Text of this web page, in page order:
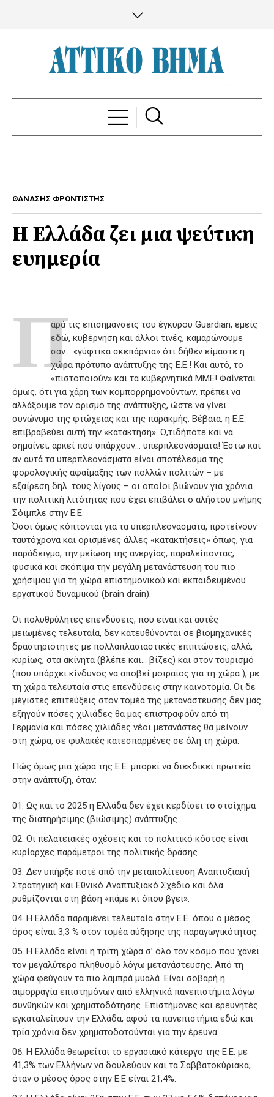
ΘΑΝΑΣΗΣ ΦΡΟΝΤΙΣΤΗΣ
Η Ελλάδα ζει μια ψεύτικη
ευημερία
Παρά τις επισημάνσεις του έγκυρου Guardian, εμείς
εδώ, κυβέρνηση και άλλοι τινές, καμαρώνουμε
σαν… «γύφτικα σκεπάρνια» ότι δήθεν είμαστε η
χώρα πρότυπο ανάπτυξης της Ε.Ε.! Και αυτό, το
«πιστοποιούν» και τα κυβερνητικά ΜΜΕ! Φαίνεται
όμως, ότι για χάρη των κομπορρημονούντων, πρέπει να
αλλάξουμε τον ορισμό της ανάπτυξης, ώστε να γίνει
συνώνυμο της φτώχειας και της παρακμής. Βέβαια, η Ε.Ε.
επιβραβεύει αυτή την «κατάκτηση». Ο,τιδήποτε και να
σημαίνει, αρκεί που υπάρχουν… υπερπλεονάσματα! Έστω και
αν αυτά τα υπερπλεονάσματα είναι αποτέλεσμα της
φορολογικής αφαίμαξης των πολλών πολιτών – με
εξαίρεση δηλ. τους λίγους – οι οποίοι βιώνουν για χρόνια
την πολιτική λιτότητας που έχει επιβάλει ο αλήστου μνήμης
Σόιμπλε στην Ε.Ε.
Όσοι όμως κόπτονται για τα υπερπλεονάσματα, προτείνουν
ταυτόχρονα και ορισμένες άλλες «κατακτήσεις» όπως, για
παράδειγμα, την μείωση της ανεργίας, παραλείποντας,
φυσικά και σκόπιμα την μεγάλη μετανάστευση του πιο
χρήσιμου για τη χώρα επιστημονικού και εκπαιδευμένου
εργατικού δυναμικού (brain drain).
Οι πολυθρύλητες επενδύσεις, που είναι και αυτές
μειωμένες τελευταία, δεν κατευθύνονται σε βιομηχανικές
δραστηριότητες με πολλαπλασιαστικές επιπτώσεις, αλλά,
κυρίως, στα ακίνητα (βλέπε και… βίζες) και στον τουρισμό
(που υπάρχει κίνδυνος να αποβεί μοιραίος για τη χώρα ), με
τη χώρα τελευταία στις επενδύσεις στην καινοτομία. Οι δε
μέγιστες επιτεύξεις στον τομέα της μετανάστευσης δεν μας
εξηγούν πόσες χιλιάδες θα μας επιστραφούν από τη
Γερμανία και πόσες χιλιάδες νέοι μετανάστες θα μείνουν
στη χώρα, σε φυλακές κατεσπαρμένες σε όλη τη χώρα.
Πώς όμως μια χώρα της Ε.Ε. μπορεί να διεκδικεί πρωτεία
στην ανάπτυξη, όταν:
Ως και το 2025 η Ελλάδα δεν έχει κερδίσει το στοίχημα
της διατηρήσιμης (βιώσιμης) ανάπτυξης.
Οι πελατειακές σχέσεις και το πολιτικό κόστος είναι
κυρίαρχες παράμετροι της πολιτικής δράσης.
Δεν υπήρξε ποτέ από την μεταπολίτευση Αναπτυξιακή
Στρατηγική και Εθνικό Αναπτυξιακό Σχέδιο και όλα
ρυθμίζονται στη βάση «πάμε κι όπου βγει».
Η Ελλάδα παραμένει τελευταία στην Ε.Ε. όπου ο μέσος
όρος είναι 3,3 % στον τομέα αύξησης της παραγωγικότητας.
Η Ελλάδα είναι η τρίτη χώρα σ’ όλο τον κόσμο που χάνει
τον μεγαλύτερο πληθυσμό λόγω μετανάστευσης. Από τη
χώρα φεύγουν τα πιο λαμπρά μυαλά. Είναι σοβαρή η
αιμορραγία επιστημόνων από ελληνικά πανεπιστήμια λόγω
συνθηκών και χρηματοδότησης. Επιστήμονες και ερευνητές
εγκαταλείπουν την Ελλάδα, αφού τα πανεπιστήμια εδώ και
τρία χρόνια δεν χρηματοδοτούνται για την έρευνα.
Η Ελλάδα θεωρείται το εργασιακό κάτεργο της Ε.Ε. με
41,3% των Ελλήνων να δουλεύουν και τα Σαββατοκύριακα,
όταν ο μέσος όρος στην Ε.Ε είναι 21,4%.